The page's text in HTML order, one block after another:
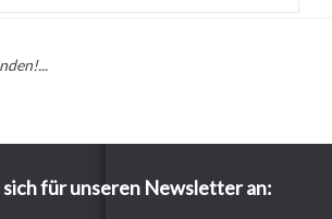
sich für unseren Newsletter an: